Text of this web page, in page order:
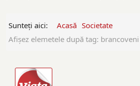
Sunteți aici: Acasă Societate
Afişez elemetele după tag: brancoveni